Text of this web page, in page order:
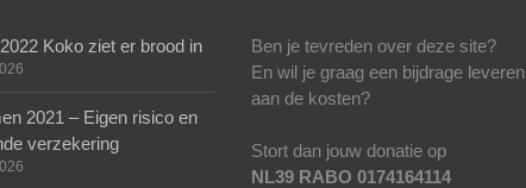
Koko ziet er brood in
2021 – Eigen risico en
verzekering
Ben je tevreden over deze site?
En wil je graag een bijdrage leveren
aan de kosten?
Stort dan jouw donatie op
NL39 RABO 0174164114